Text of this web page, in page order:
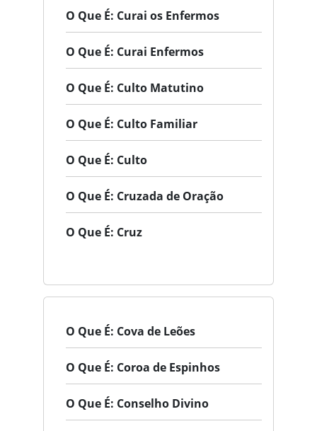
O Que É: Curai os Enfermos
O Que É: Curai Enfermos
O Que É: Culto Matutino
O Que É: Culto Familiar
O Que É: Culto
O Que É: Cruzada de Oração
O Que É: Cruz
O Que É: Cova de Leões
O Que É: Coroa de Espinhos
O Que É: Conselho Divino